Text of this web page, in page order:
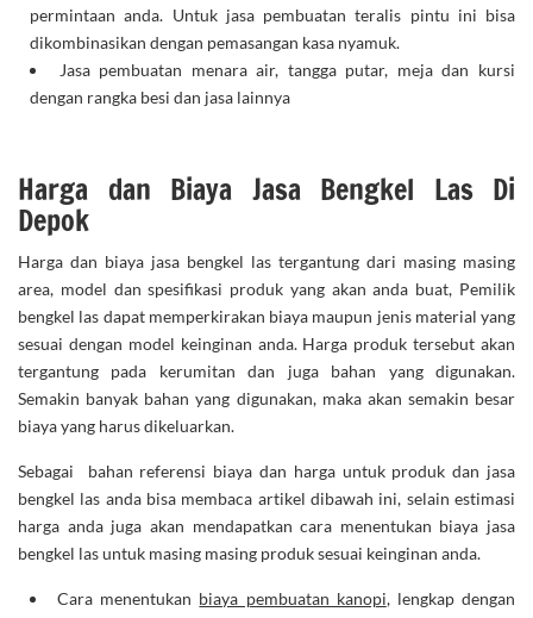
permintaan anda. Untuk jasa pembuatan teralis pintu ini bisa
dikombinasikan dengan pemasangan kasa nyamuk.
Jasa pembuatan menara air, tangga putar, meja dan kursi
dengan rangka besi dan jasa lainnya
Harga dan Biaya Jasa Bengkel Las Di
Depok
Harga dan biaya jasa bengkel las tergantung dari masing masing
area, model dan spesifikasi produk yang akan anda buat, Pemilik
bengkel las dapat memperkirakan biaya maupun jenis material yang
sesuai dengan model keinginan anda. Harga produk tersebut akan
tergantung pada kerumitan dan juga bahan yang digunakan.
Semakin banyak bahan yang digunakan, maka akan semakin besar
biaya yang harus dikeluarkan.
Sebagai bahan referensi biaya dan harga untuk produk dan jasa
bengkel las anda bisa membaca artikel dibawah ini, selain estimasi
harga anda juga akan mendapatkan cara menentukan biaya jasa
bengkel las untuk masing masing produk sesuai keinginan anda.
Cara menentukan biaya pembuatan kanopi, lengkap dengan